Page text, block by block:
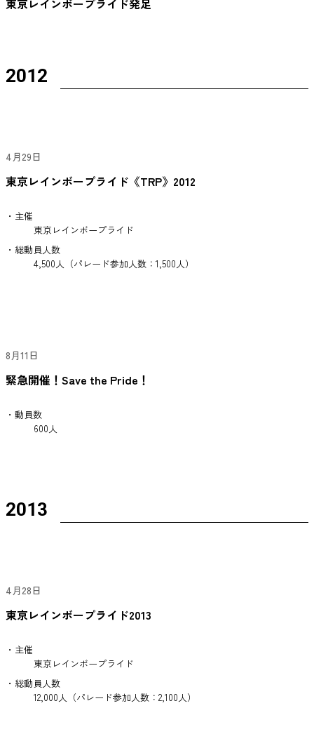
東京レインボープライド発足
2012
4月29日
東京レインボープライド《TRP》2012
・主催
東京レインボープライド
・総動員人数
4,500人（パレード参加人数：1,500人）
8月11日
緊急開催！Save the Pride！
・動員数
600人
2013
4月28日
東京レインボープライド2013
・主催
東京レインボープライド
・総動員人数
12,000人（パレード参加人数：2,100人）